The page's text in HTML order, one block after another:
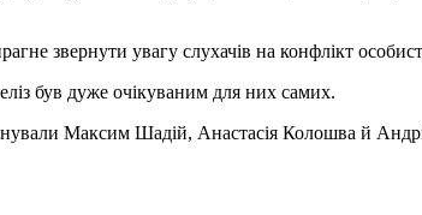
звернути увагу слухачів на конфлікт
був дуже очікуваним для них самих.
Максим Шадій, Анастасія Колошва й